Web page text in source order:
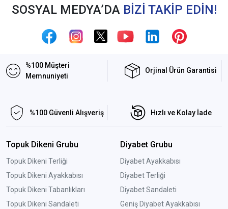
SOSYAL MEDYA’DA BİZİ TAKİP EDİN!
%100 Müşteri
Memnuniyeti
Orjinal Ürün Garantisi
%100 Güvenli Alışveriş Hızlı ve Kolay İade
Topuk Dikeni Grubu
Topuk Dikeni Terliği
Topuk Dikeni Ayakkabısı
Topuk Dikeni Tabanlıkları
Topuk Dikeni Sandaleti
Diyabet Grubu
Diyabet Ayakkabısı
Diyabet Terliği
Diyabet Sandaleti
Geniş Diyabet Ayakkabısı